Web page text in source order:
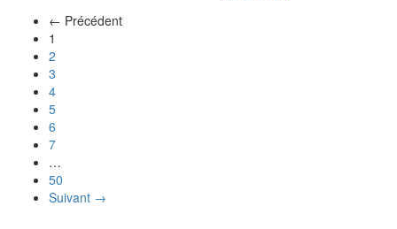
← Précédent
1
2
3
4
5
6
7
…
50
Suivant →